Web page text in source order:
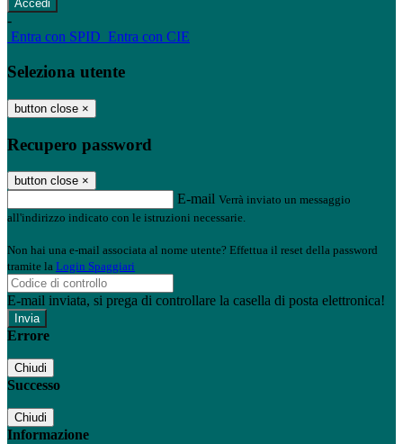
-
Entra con SPID Entra con CIE
Seleziona utente
button close ×
Recupero password
button close ×
E-mail Verrà inviato un messaggio
all'indirizzo indicato con le istruzioni necessarie.
Non hai una e-mail associata al nome utente? Effettua il reset della password
tramite la Login Spaggiari
E-mail inviata, si prega di controllare la casella di posta elettronica!
Errore
Chiudi
Successo
Chiudi
Informazione